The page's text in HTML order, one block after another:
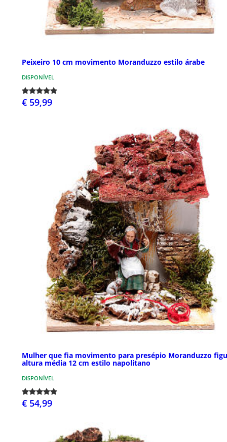
Peixeiro 10 cm movimento Moranduzzo estilo árabe
DISPONÍVEL
€ 59,99
Mulher que fia movimento para presépio Moranduzzo
altura média 12 cm estilo napolitano
DISPONÍVEL
€ 54,99